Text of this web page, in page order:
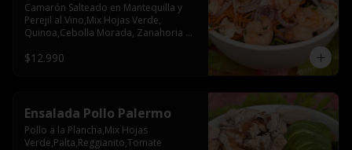
Camarón Salteado en Mantequilla y
Perejil al Vino,Mix Hojas Verde,
Quinoa,Cebolla Morada, Zanahoria
$12.990
Ensalada Pollo Palermo
Pollo a la Plancha,Mix Hojas
Verde,Palta,Reggianito,Tomate